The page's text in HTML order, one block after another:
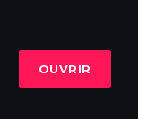
OUVRIR